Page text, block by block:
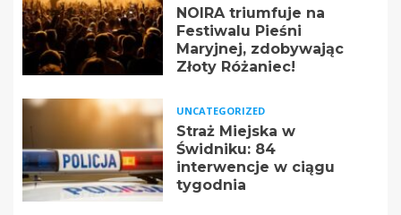
NOIRA triumfuje na
Festiwalu Pieśni
Maryjnej, zdobywając
Złoty Różaniec!
UNCATEGORIZED
Straż Miejska w
Świdniku: 84
interwencje w ciągu
tygodnia